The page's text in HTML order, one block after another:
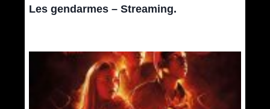
Les gendarmes – Streaming.